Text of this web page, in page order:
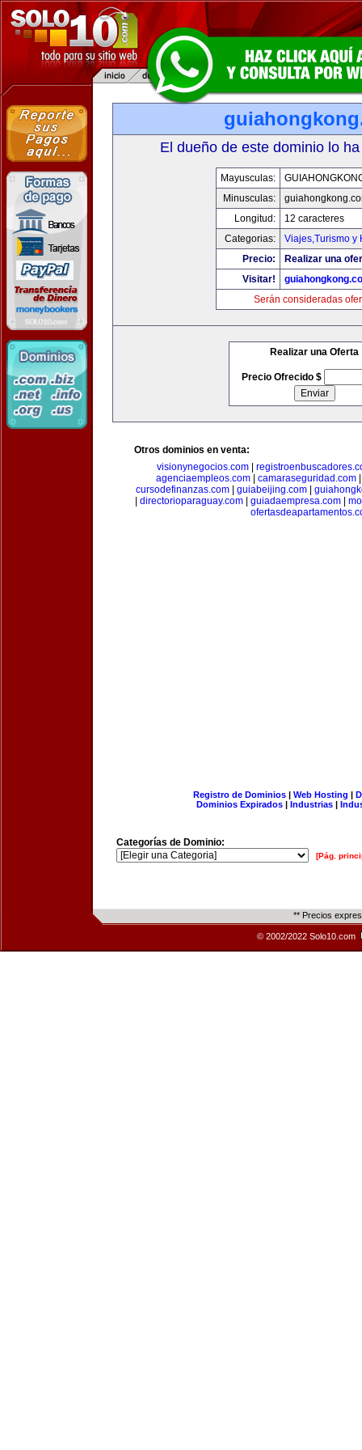
El dueño de este dominio lo
Mayusculas:
Minusculas:
Longitud:
12 caracteres
Categorias:
Viajes,Turismo y
Precio:
Realizar una
Visitar!
Serán consideradas
Realizar una Oferta
Precio Ofrecido $
Otros dominios en venta:
visionynegocios.com|
agenciaempleos.com| camaraseguridad.com
cursodefinanzas.com| guiabeijing.com|
directorioparaguay.com| guiadaempresa.com|
Registro de Dominios| Web Hosting |
Dominios Expirados | Industrias |
Categorías de Dominio:
[Pág.
** Precios
© 2002/2022 Solo10.com